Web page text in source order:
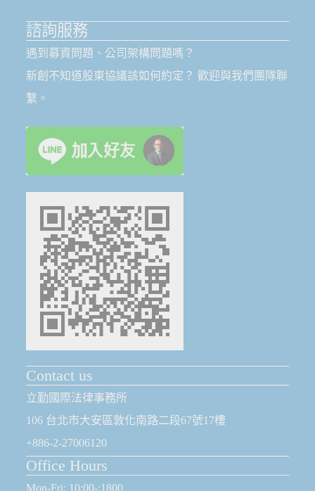
諮詢服務
遇到募資問題、公司架構問題嗎？
新創不知道股東協議該如何約定？ 歡迎與我們團隊聯
繫。
Contact us
立勤國際法律事務所
106 台北市大安區敦化南路二段67號17樓
+886-2-27006120
Office Hours
Mon-Fri: 10:00-:1800